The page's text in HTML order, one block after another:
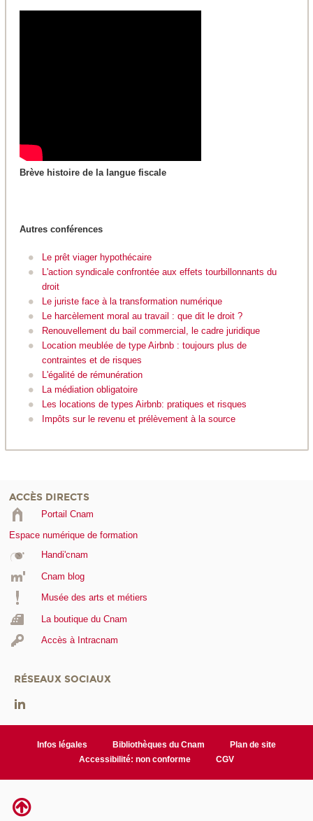
Brève histoire de la langue fiscale
Autres conférences
Le prêt viager hypothécaire
L'action syndicale confrontée aux effets tourbillonnants du
droit
Le juriste face à la transformation numérique
Le harcèlement moral au travail : que dit le droit ?
Renouvellement du bail commercial, le cadre juridique
Location meublée de type Airbnb : toujours plus de
contraintes et de risques
L'égalité de rémunération
La médiation obligatoire
Les locations de types Airbnb: pratiques et risques
Impôts sur le revenu et prélèvement à la source
ACCÈS DIRECTS
Portail Cnam
Espace numérique de formation
Handi'cnam
Cnam blog
Musée des arts et métiers
La boutique du Cnam
Accès à Intracnam
RÉSEAUX SOCIAUX
Infos légales Bibliothèques du Cnam
Plan de site
Accessibilité: non conforme
CGV